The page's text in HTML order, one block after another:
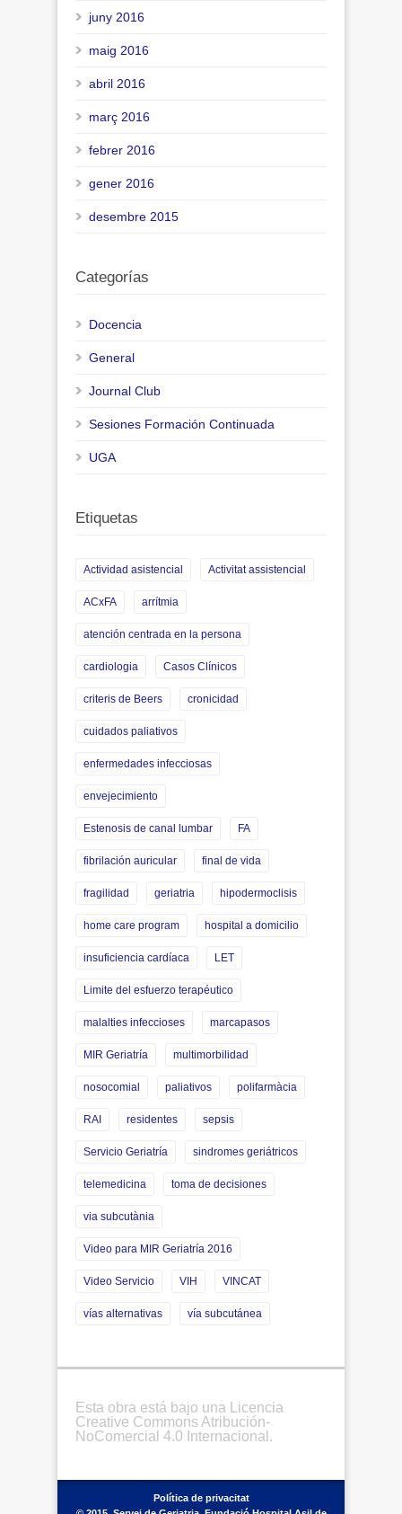
juny 2016
maig 2016
abril 2016
març 2016
febrer 2016
gener 2016
desembre 2015
Categorías
Docencia
General
Journal Club
Sesiones Formación Continuada
UGA
Etiquetas
Actividad asistencial Activitat assistencial
ACxFA arrítmia
atención centrada en la persona
cardiologia Casos Clínicos
criteris de Beers cronicidad
cuidados paliativos
enfermedades infecciosas
envejecimiento
Estenosis de canal lumbar FA
fibrilación auricular final de vida
fragilidad geriatria hipodermoclisis
home care program hospital a domicilio
insuficiencia cardíaca LET
Limite del esfuerzo terapéutico
malalties infeccioses marcapasos
MIR Geriatría multimorbilidad
nosocomial paliativos polifarmàcia
RAI residentes sepsis
Servicio Geriatría sindromes geriátricos
telemedicina toma de decisiones
via subcutània
Video para MIR Geriatría 2016
Video Servicio VIH VINCAT
vías alternativas vía subcutánea
Esta obra está bajo una Licencia
Creative Commons Atribución-
NoComercial 4.0 Internacional.
Política de privacitat